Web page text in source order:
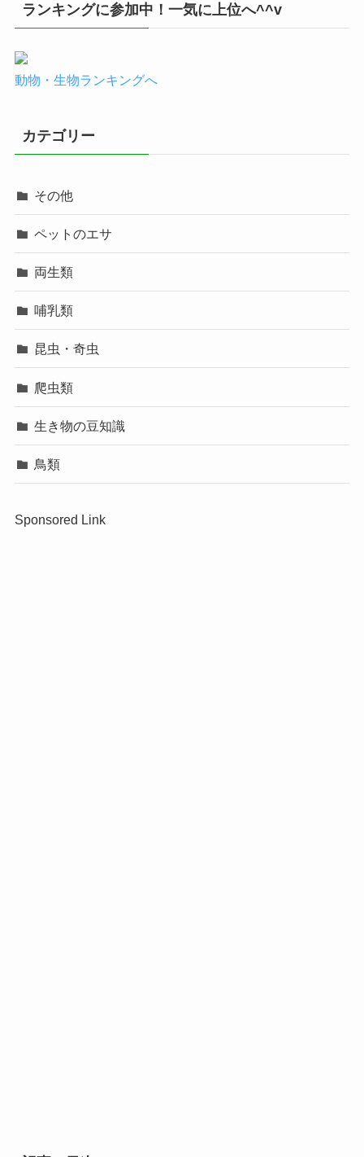
ランキングに参加中！一気に上位へ^^v
動物・生物ランキングへ
カテゴリー
その他
ペットのエサ
両生類
哺乳類
昆虫・奇虫
爬虫類
生き物の豆知識
鳥類
Sponsored Link